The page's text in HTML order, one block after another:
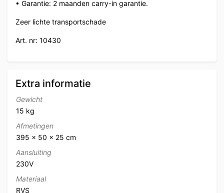
• Garantie: 2 maanden carry-in garantie.
Zeer lichte transportschade
Art. nr: 10430
Extra informatie
Gewicht
15 kg
Afmetingen
395 × 50 × 25 cm
Aansluiting
230V
Materiaal
RVS